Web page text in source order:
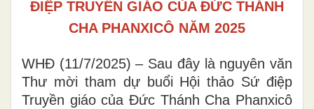
ĐIỆP TRUYỀN GIÁO CỦA ĐỨC THÁNH
CHA PHANXICÔ NĂM 2025
WHĐ (11/7/2025) – Sau đây là nguyên văn
Thư mời tham dự buổi Hội thảo Sứ điệp
Truyền giáo của Đức Thánh Cha Phanxicô